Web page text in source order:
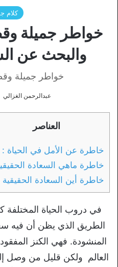
كلام
خواطر جميلة
والبحث عن
خواطر جميلة
عبدالرحمن الغزالي
العناصر
خاطرة عن الأمل في الحياة :
خاطرة ماهي السعادة
خاطرة أين السعادة الحقيقية
في دروب الحياة
الطريق الذي يظن أن فيه
المنشودة. فهي الكنز
العالم ولكن قليل من وصل